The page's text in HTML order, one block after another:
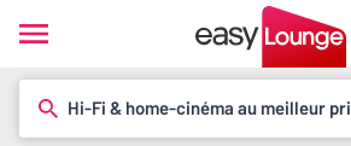
Hi-Fi & home-cinéma au meilleur